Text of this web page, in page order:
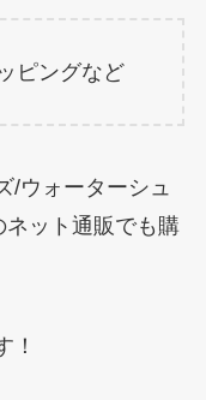
ピングなど
/ウォーターシュ
ット通販でも購
！